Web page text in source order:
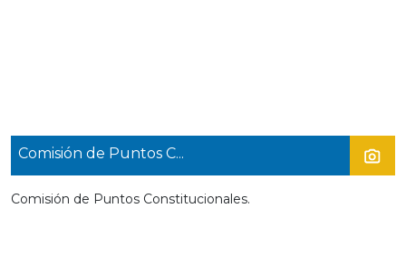
Comisión de Puntos C...
Comisión de Puntos Constitucionales.